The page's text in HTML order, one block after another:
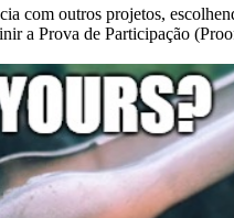
com outros projetos,
a Prova de Participação